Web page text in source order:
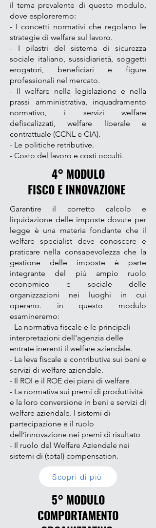
il tema prevalente di questo modulo,
dove esploreremo:
- I concetti normativi che regolano le
strategie di welfare sul lavoro.
- I pilastri del sistema di sicurezza
sociale italiano, sussidiarietà, soggetti
erogatori, beneficiari e figure
professionali nel mercato.
- Il welfare nella legislazione e nella
prassi amministrativa, inquadramento
normativo, i servizi welfare
defiscalizzati, welfare liberale e
contrattuale (CCNL e CIA).
- Le politiche retributive.
- Costo del lavoro e costi occulti.
4° MODULO
FISCO E INNOVAZIONE
Garantire il corretto calcolo e
liquidazione delle imposte dovute per
legge è una materia fondante che il
welfare specialist deve conoscere e
praticare nella consapevolezza che la
gestione delle imposte è parte
integrante del più ampio ruolo
economico e sociale delle
organizzazioni nei luoghi in cui
operano. in questo modulo
esamineremo:
- La normativa fiscale e le principali
interpretazioni dell'agenzia delle
entrate inerenti il welfare aziendale.
- La leva fiscale e contributiva sui beni e
servizi di welfare aziendale.
- Il ROI e il ROE dei piani di welfare
- La normativa sui premi di produttività
e la loro conversione in beni e servizi di
welfare aziendale. I sistemi di
partecipazione e il ruolo
dell’innovazione nei premi di risultato
- Il ruolo del Welfare Aziendale nei
sistemi di (total) compensation.
Scopri di più
5° MODULO
COMPORTAMENTO